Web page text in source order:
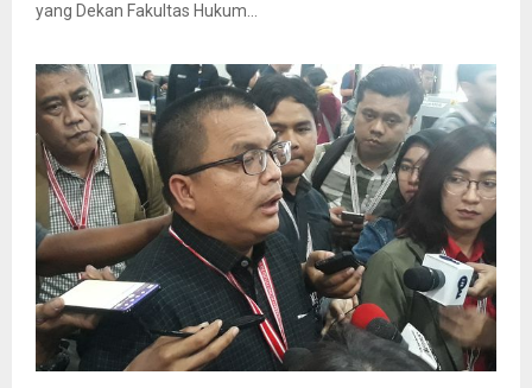
yang Dekan Fakultas Hukum...